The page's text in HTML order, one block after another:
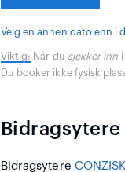
Velg en annen dato enn i
Viktig: Når du sjekker inn
Du booker ikke fysisk
Bidragsytere
Bidragsytere